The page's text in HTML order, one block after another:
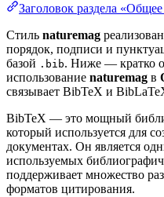
Заголовок раздела
Стиль naturemag
порядок, подписи и
базой .bib. Ниже — кратко о
использование naturemag в
связывает BibTeX и
BibTeX — это мощный
который используется для
документах. Он является
используемых
поддерживает множество
форматов цитирования.